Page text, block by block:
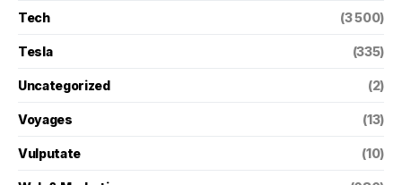
Tech (3 500)
Tesla (335)
Uncategorized (2)
Voyages (13)
Vulputate (10)